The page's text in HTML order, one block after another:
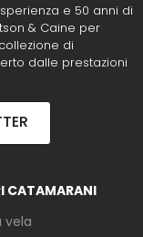
e 50 anni di
& Caine per
di
dalle prestazioni
CATAMARANI
vela